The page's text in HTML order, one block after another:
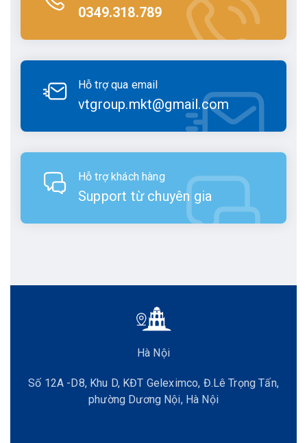
0349.318.789
Hỗ trợ qua email
vtgroup.mkt@gmail.com
Hỗ trợ khách hàng
Support từ chuyên gia
Hà Nội
Số 12A -D8, Khu D, KĐT Geleximco, Đ.Lê Trọng Tấn,
phường Dương Nội, Hà Nội